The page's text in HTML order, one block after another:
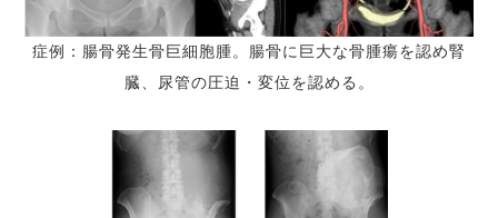
症例：腸骨発生骨巨細胞腫。腸骨に巨大な骨腫瘍を認め腎
臓、尿管の圧迫・変位を認める。